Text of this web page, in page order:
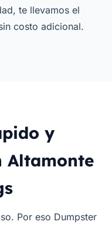
te llevamos el
costo adicional.
y
Altamonte
Por eso Dumpster